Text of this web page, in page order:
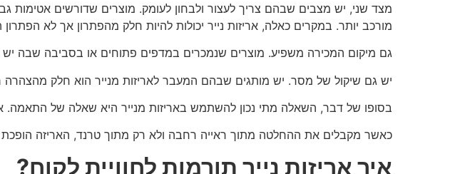
מצד שני, יש מצבים שבהם צריך לעצור ולבחון לעומק. מוצרים שדורשים אטימות
מורכב יותר. במקרים כאלה, אריזות נייר יכולות להיות חלק מהפתרון אך לא הפתרון
גם מיקום המכירה משפיע. מוצרים שנמכרים במדפים פתוחים או בסביבה שבה
יש גם שיקול של מסר. יש מותגים שבהם המעבר לאריזות מנייר הוא חלק מהצהרה
בסופו של דבר, השאלה מתי נכון להשתמש באריזות מנייר היא שאלה של
כאשר מקבלים את ההחלטה מתוך ראייה רחבה ולא רק מתוך טרנד, האריזה
איך אריזות נייר תורמות לחוויית לקוח?